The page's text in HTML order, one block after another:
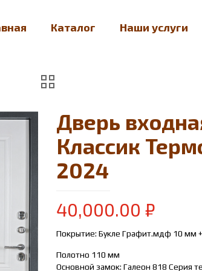
Каталог Наши услуги
Дверь
Классик
2024
40,000.00₽
Покрытие: Букле Графит.мдф 10 мм
Полотно 110 мм
Основной замок: Галеон 818 Серия